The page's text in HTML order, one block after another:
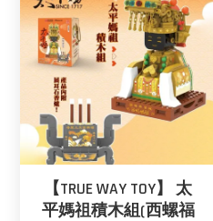
【TRUE WAY TOY】 太
平媽祖積木組(西螺福